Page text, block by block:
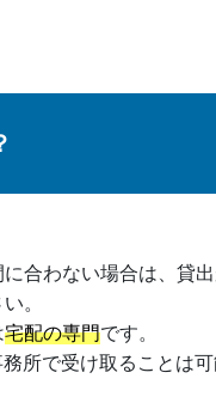
合わない場合は、貸出
。
宅配の専門です。
所で受け取ることは